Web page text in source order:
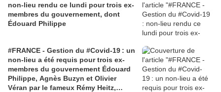
non-lieu rendu ce lundi pour trois ex-
membres du gouvernement, dont
Édouard Philippe
#FRANCE - Gestion du #Covid-19 : un
non-lieu a été requis pour trois ex-
membres du gouvernement Édouard
Philippe, Agnès Buzyn et Olivier
Véran par le fameux Rémy Heitz,